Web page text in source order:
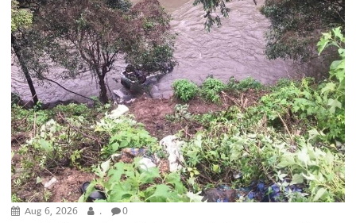
Aug 6, 2026 . 0